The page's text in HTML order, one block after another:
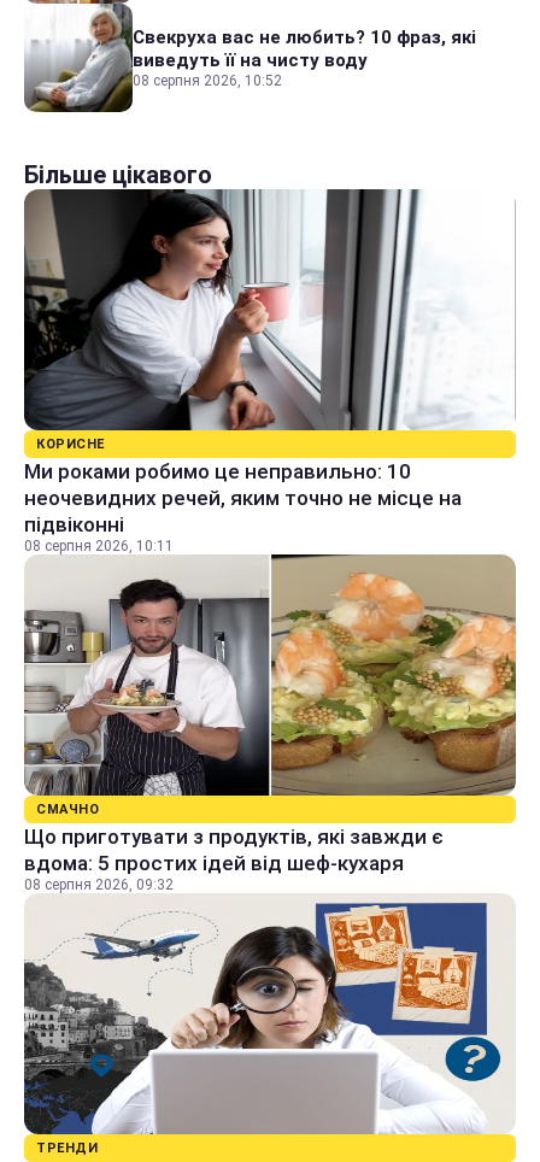
Свекруха вас не любить? 10 фраз, які
виведуть її на чисту воду
08 серпня 2026, 10:52
Більше цікавого
КОРИСНЕ
Ми роками робимо це неправильно: 10
неочевидних речей, яким точно не місце на
підвіконні
08 серпня 2026, 10:11
СМАЧНО
Що приготувати з продуктів, які завжди є
вдома: 5 простих ідей від шеф-кухаря
08 серпня 2026, 09:32
ТРЕНДИ